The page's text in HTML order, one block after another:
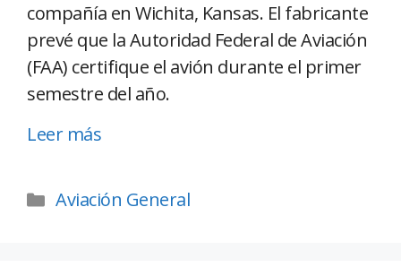
compañía en Wichita, Kansas. El fabricante
prevé que la Autoridad Federal de Aviación
(FAA) certifique el avión durante el primer
semestre del año.
Leer más
Aviación General